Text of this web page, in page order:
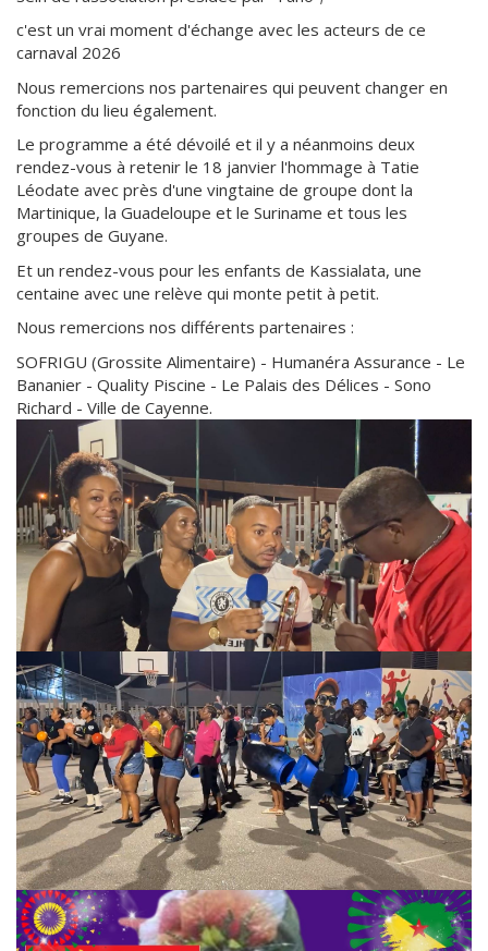
c'est un vrai moment d'échange avec les acteurs de ce
carnaval 2026
Nous remercions nos partenaires qui peuvent changer en
fonction du lieu également.
Le programme a été dévoilé et il y a néanmoins deux
rendez-vous à retenir le 18 janvier l'hommage à Tatie
Léodate avec près d'une vingtaine de groupe dont la
Martinique, la Guadeloupe et le Suriname et tous les
groupes de Guyane.
Et un rendez-vous pour les enfants de Kassialata, une
centaine avec une relève qui monte petit à petit.
Nous remercions nos différents partenaires :
SOFRIGU (Grossite Alimentaire) - Humanéra Assurance - Le
Bananier - Quality Piscine - Le Palais des Délices - Sono
Richard - Ville de Cayenne.
Faire
une
galerie